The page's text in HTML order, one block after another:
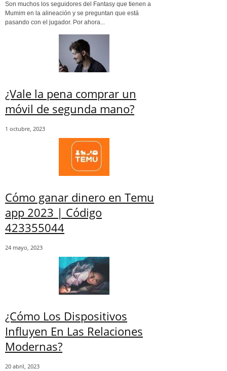
Son muchos los seguidores del Fantasy que tienen a
Mumim en la alineación y se preguntan que está
pasando con el jugador. Por ahora...
¿Vale la pena comprar un
móvil de segunda mano?
1 octubre, 2023
Cómo ganar dinero en Temu
app 2023 | Código
423355044
24 mayo, 2023
¿Cómo Los Dispositivos
Influyen En Las Relaciones
Modernas?
20 abril, 2023